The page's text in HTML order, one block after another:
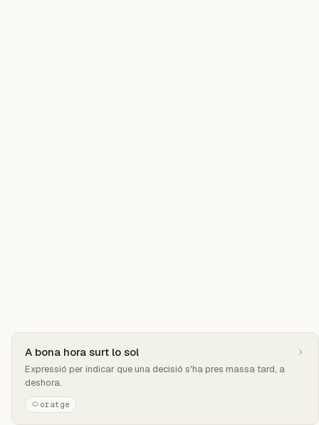
A bona hora surt lo sol
Expressió per indicar que una decisió s'ha pres massa tard, a
deshora.
oratge